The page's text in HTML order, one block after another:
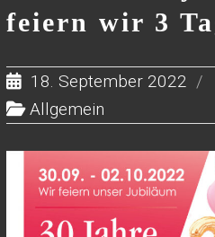
feiern wir 3
18. September 2022
Allgemein